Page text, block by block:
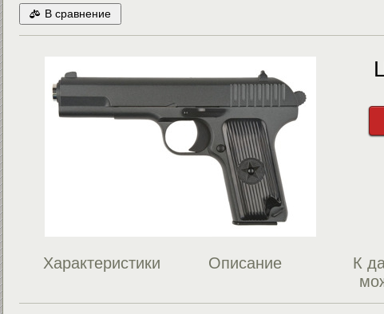
В сравнение
Характеристики Описание
К